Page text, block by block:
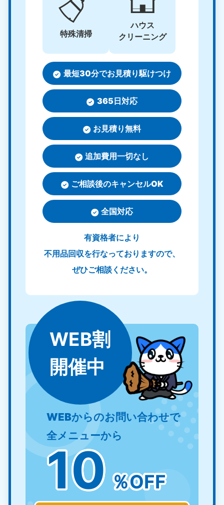
特殊清掃
ハウス
クリーニング
有資格者により
不用品回収を行なっておりますので、
ぜひご相談ください。
最短30分でお見積り駆けつけ
365日対応
お見積り無料
追加費用一切なし
ご相談後のキャンセルOK
全国対応
WEB割
開催中
WEBからのお問い合わせで
全メニューから
10 ％OFF